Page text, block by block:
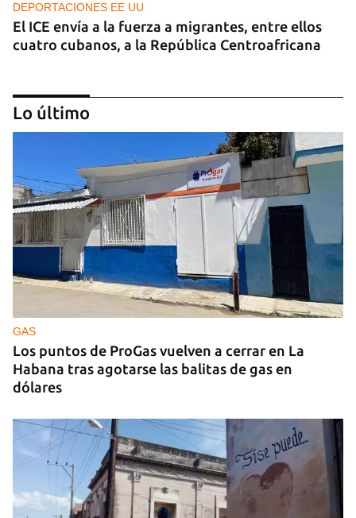
DEPORTACIONES EE UU
El ICE envía a la fuerza a migrantes, entre ellos
cuatro cubanos, a la República Centroafricana
GUERRA
Ucrania ataca otro centro logístico del Amazon
ruso, esta vez en los Urales
Lo último
GAS
Los puntos de ProGas vuelven a cerrar en La
Habana tras agotarse las balitas de gas en
dólares